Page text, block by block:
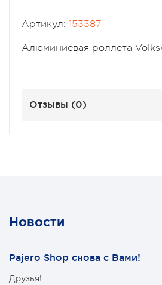
Артикул: 153387
Алюминиевая роллета
Отзывы (0)
Новости
Pajero Shop снова с Вами!
Друзья!